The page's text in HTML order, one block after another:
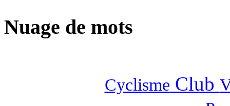
Nuage de mots
Cyclisme Club